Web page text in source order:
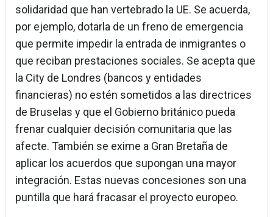
solidaridad que han vertebrado la UE. Se acuerda,
por ejemplo, dotarla de un freno de emergencia
que permite impedir la entrada de inmigrantes o
que reciban prestaciones sociales. Se acepta que
la City de Londres (bancos y entidades
financieras) no estén sometidos a las directrices
de Bruselas y que el Gobierno británico pueda
frenar cualquier decisión comunitaria que las
afecte. También se exime a Gran Bretaña de
aplicar los acuerdos que supongan una mayor
integración. Estas nuevas concesiones son una
puntilla que hará fracasar el proyecto europeo.